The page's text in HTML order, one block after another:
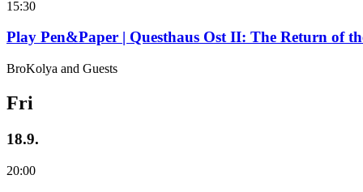
15:30
Play Pen&Paper | Questhaus Ost II: The Return of
BroKolya and Guests
Fri
18.9.
20:00